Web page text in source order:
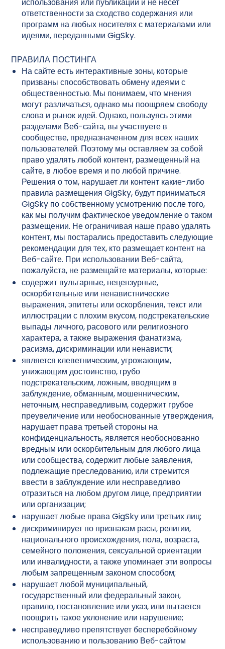
ответственности за сходство содержания или
программ на любых носителях с материалами или
идеями, переданными GigSky.
ПРАВИЛА ПОСТИНГА
На сайте есть интерактивные зоны, которые
призваны способствовать обмену идеями с
общественностью. Мы понимаем, что мнения
могут различаться, однако мы поощряем свободу
слова и рынок идей. Однако, пользуясь этими
разделами Веб-сайта, вы участвуете в
сообществе, предназначенном для всех наших
пользователей. Поэтому мы оставляем за собой
право удалять любой контент, размещенный на
сайте, в любое время и по любой причине.
Решения о том, нарушает ли контент какие-либо
правила размещения GigSky, будут приниматься
GigSky по собственному усмотрению после того,
как мы получим фактическое уведомление о таком
размещении. Не ограничивая наше право удалять
контент, мы постарались предоставить следующие
рекомендации для тех, кто размещает контент на
Веб-сайте. При использовании Веб-сайта,
пожалуйста, не размещайте материалы, которые:
содержит вульгарные, нецензурные,
оскорбительные или ненавистнические
выражения, эпитеты или оскорбления, текст или
иллюстрации с плохим вкусом, подстрекательские
выпады личного, расового или религиозного
характера, а также выражения фанатизма,
расизма, дискриминации или ненависти;
является клеветническим, угрожающим,
унижающим достоинство, грубо
подстрекательским, ложным, вводящим в
заблуждение, обманным, мошенническим,
неточным, несправедливым, содержит грубое
преувеличение или необоснованные утверждения,
нарушает права третьей стороны на
конфиденциальность, является необоснованно
вредным или оскорбительным для любого лица
или сообщества, содержит любые заявления,
подлежащие преследованию, или стремится
ввести в заблуждение или несправедливо
отразиться на любом другом лице, предприятии
или организации;
нарушает любые права GigSky или третьих лиц;
дискриминирует по признакам расы, религии,
национального происхождения, пола, возраста,
семейного положения, сексуальной ориентации
или инвалидности, а также упоминает эти вопросы
любым запрещенным законом способом;
нарушает любой муниципальный,
государственный или федеральный закон,
правило, постановление или указ, или пытается
поощрить такое уклонение или нарушение;
несправедливо препятствует бесперебойному
использованию и пользованию Веб-сайтом